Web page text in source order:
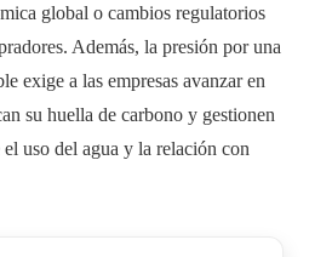
global o cambios regulatorios
Además, la presión por una
exige a las empresas avanzar en
su huella de carbono y gestionen
uso del agua y la relación con